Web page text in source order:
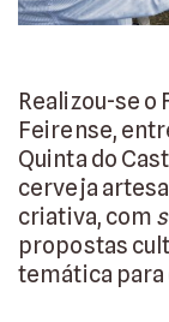
Realizou-se o
Feirense,
Quinta do
cerveja
criativa, com
propostas
temática para